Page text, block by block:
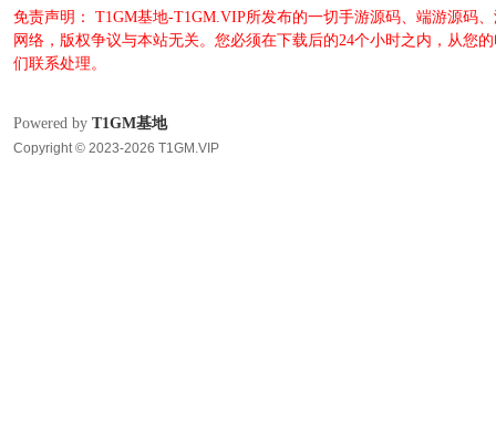
免责声明： T1GM基地-T1GM.VIP所发布的一切手游源码、端游源码
网络，版权争议与本站无关。您必须在下载后的24个小时之内，从您
们联系处理。
Powered by T1GM基地
Copyright © 2023-2026 T1GM.VIP